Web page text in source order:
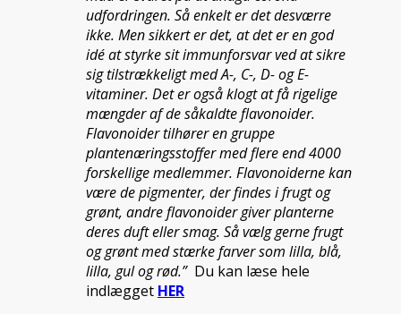
udfordringen. Så enkelt er det desværre
ikke. Men sikkert er det, at det er en god
idé at styrke sit immunforsvar ved at sikre
sig tilstrækkeligt med A-, C-, D- og E-
vitaminer. Det er også klogt at få rigelige
mængder af de såkaldte flavonoider.
Flavonoider tilhører en gruppe
plantenæringsstoffer med flere end 4000
forskellige medlemmer. Flavonoiderne kan
være de pigmenter, der findes i frugt og
grønt, andre flavonoider giver planterne
deres duft eller smag. Så vælg gerne frugt
og grønt med stærke farver som lilla, blå,
lilla, gul og rød.”Du kan læse hele
indlægget HER